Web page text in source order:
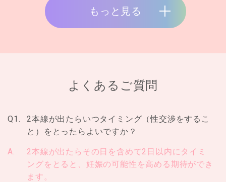
もっと見る
よくあるご質問
Q1.
2本線が出たらいつタイミング（性交渉をするこ
と）をとったらよいですか？
A.
2本線が出たらその日を含めて2日以内にタイミ
ングをとると、妊娠の可能性を高める期待ができ
ます。